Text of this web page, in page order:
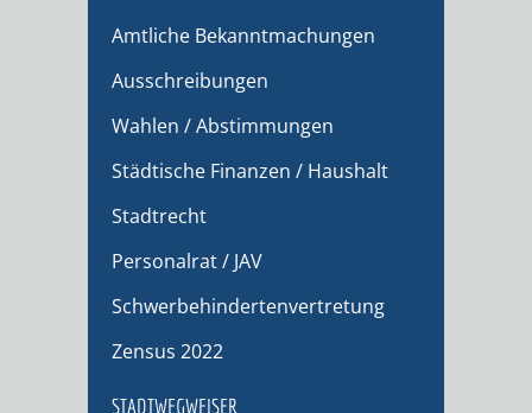
Amtliche Bekanntmachungen
Ausschreibungen
Wahlen / Abstimmungen
Städtische Finanzen / Haushalt
Stadtrecht
Personalrat / JAV
Schwerbehindertenvertretung
Zensus 2022
STADTWEGWEISER